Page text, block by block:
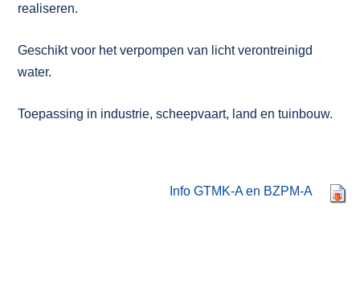
realiseren.
Geschikt voor het verpompen van licht verontreinigd
water.
Toepassing in industrie, scheepvaart, land en tuinbouw.
Info GTMK-A en BZPM-A